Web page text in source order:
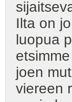
Ilta on
luopua
joen
viereen